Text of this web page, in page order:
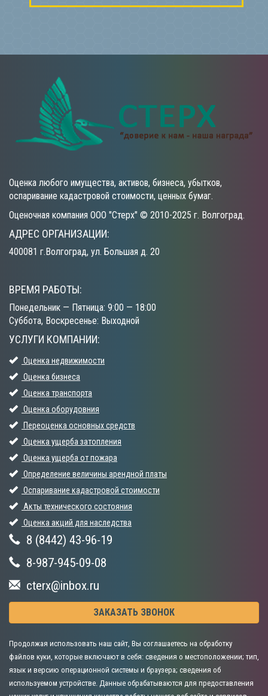
Оценка любого имущества, активов, бизнеса, убытков,
оспаривание кадастровой стоимости, ценных бумаг.
Оценочная компания ООО "Стерх" © 2010-2025 г. Волгоград.
АДРЕС ОРГАНИЗАЦИИ:
400081 г.Волгоград, ул. Большая д. 20
ВРЕМЯ РАБОТЫ:
Понедельник — Пятница: 9:00 — 18:00
Суббота, Воскресенье: Выходной
УСЛУГИ КОМПАНИИ:
Оценка недвижимости
Оценка бизнеса
Оценка транспорта
Оценка оборудовния
Переоценка основных средств
Оценка ущерба затопления
Оценка ущерба от пожара
Определение величины арендной платы
Оспаривание кадастровой стоимости
Акты технического состояния
Оценка акций для наследства
8 (8442) 43-96-19
8-987-945-09-08
cterx@inbox.ru
ЗАКАЗАТЬ ЗВОНОК
Продолжая использовать наш сайт, Вы соглашаетесь на обработку
файлов куки, которые включают в себя: сведения о местоположении; тип,
язык и версию операционной системы и браузера; сведения об
используемом устройстве. Данные обрабатываются для предоставления